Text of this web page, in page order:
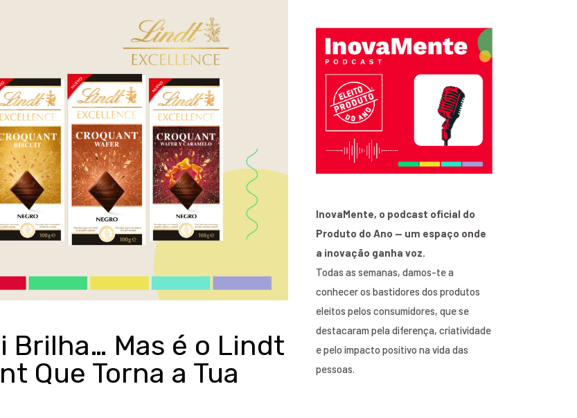
Brilha… Mas é o Lindt
Que Torna a Tua
InovaMente, o podcast oficial do
Produto do Ano — um espaço onde
a inovação ganha voz.
Todas as semanas, damos-te a
conhecer os bastidores dos produtos
eleitos pelos consumidores, que se
destacaram pela diferença, criatividade
e pelo impacto positivo na vida das
pessoas.